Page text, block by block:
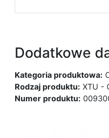
Dodatkowe
Kategoria produktowa:
Rodzaj produktu: XTU -
Numer produktu: